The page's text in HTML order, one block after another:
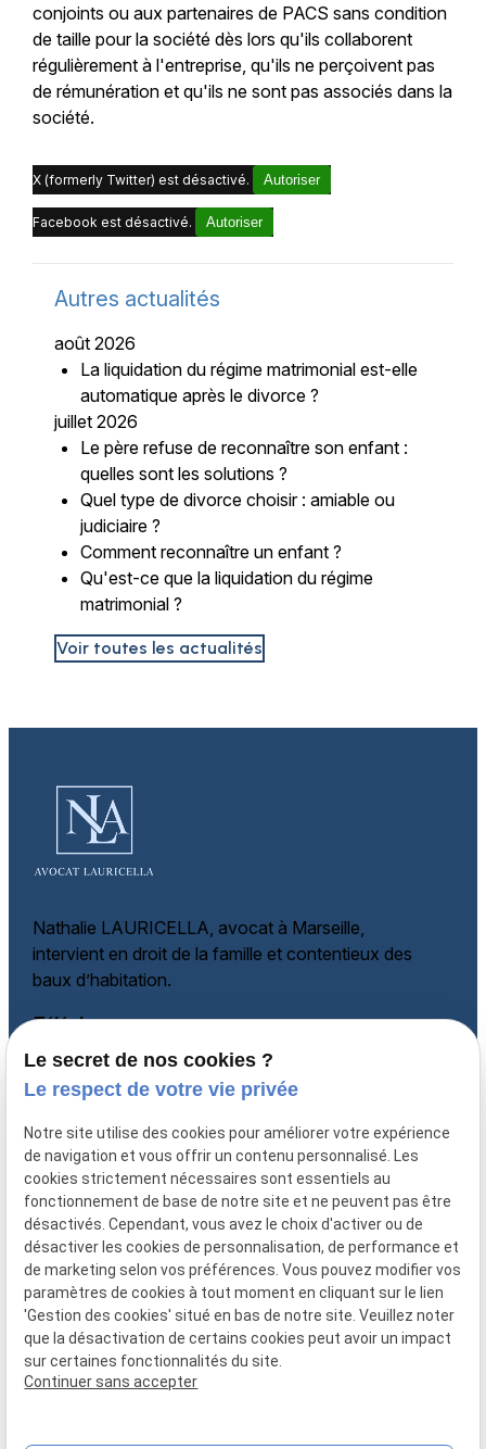
conjoints ou aux partenaires de PACS sans condition
de taille pour la société dès lors qu'ils collaborent
régulièrement à l'entreprise, qu'ils ne perçoivent pas
de rémunération et qu'ils ne sont pas associés dans la
société.
X (formerly Twitter) est désactivé. Autoriser
Facebook est désactivé. Autoriser
Autres actualités
août 2026
La liquidation du régime matrimonial est-elle
automatique après le divorce ?
juillet 2026
Le père refuse de reconnaître son enfant :
quelles sont les solutions ?
Quel type de divorce choisir : amiable ou
judiciaire ?
Comment reconnaître un enfant ?
Qu'est-ce que la liquidation du régime
matrimonial ?
Voir toutes les actualités
Nathalie LAURICELLA, avocat à Marseille,
intervient en droit de la famille et contentieux des
baux d’habitation.
Téléphone
06 60 87 60 97
Adresse
135 rue Paradis
13006 MARSEILLE
Horaires
Lundi - Vendredi
08:30-12:00, 14:00-18:00
Mentions légalesPolitique de confidentialité
Le secret de nos cookies ?
Le respect de votre vie privée
Notre site utilise des cookies pour améliorer votre expérience
de navigation et vous offrir un contenu personnalisé. Les
cookies strictement nécessaires sont essentiels au
fonctionnement de base de notre site et ne peuvent pas être
désactivés. Cependant, vous avez le choix d'activer ou de
désactiver les cookies de personnalisation, de performance et
de marketing selon vos préférences. Vous pouvez modifier vos
paramètres de cookies à tout moment en cliquant sur le lien
'Gestion des cookies' situé en bas de notre site. Veuillez noter
que la désactivation de certains cookies peut avoir un impact
sur certaines fonctionnalités du site.
Continuer sans accepter